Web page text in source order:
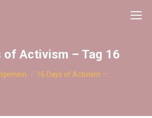
of Activism – Tag 16
16 Days of Activism –…